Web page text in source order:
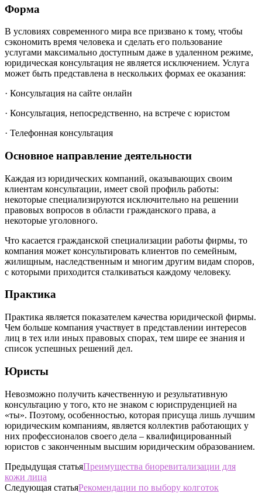
Форма
В условиях современного мира все призвано к тому, чтобы
сэкономить время человека и сделать его пользование
услугами максимально доступным даже в удаленном режиме,
юридическая консультация не является исключением. Услуга
может быть представлена в нескольких формах ее оказания:
· Консультация на сайте онлайн
· Консультация, непосредственно, на встрече с юристом
· Телефонная консультация
Основное направление деятельности
Каждая из юридических компаний, оказывающих своим
клиентам консультации, имеет свой профиль работы:
некоторые специализируются исключительно на решении
правовых вопросов в области гражданского права, а
некоторые уголовного.
Что касается гражданской специализации работы фирмы, то
компания может консультировать клиентов по семейным,
жилищным, наследственным и многим другим видам споров,
с которыми приходится сталкиваться каждому человеку.
Практика
Практика является показателем качества юридической фирмы.
Чем больше компания участвует в представлении интересов
лиц в тех или иных правовых спорах, тем шире ее знания и
список успешных решений дел.
Юристы
Невозможно получить качественную и результативную
консультацию у того, кто не знаком с юриспруденцией на
«ты». Поэтому, особенностью, которая присуща лишь лучшим
юридическим компаниям, является коллектив работающих у
них профессионалов своего дела – квалифицированный
юристов с законченным высшим юридическим образованием.
Предыдущая статьяПреимущества биоревитализации для
кожи лица
Следующая статьяРекомендации по выбору колготок